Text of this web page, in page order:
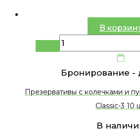
В
Бронирование -
Презервативы с колечками и
Classic-3 10
В